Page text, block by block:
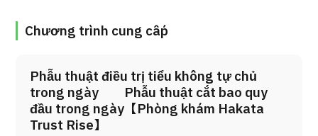
Chương trình cung cấp
Phẫu thuật điều trị tiểu không tự chủ
trong ngày Phẫu thuật cắt bao quy
đầu trong ngày【Phòng khám Hakata
Trust Rise】